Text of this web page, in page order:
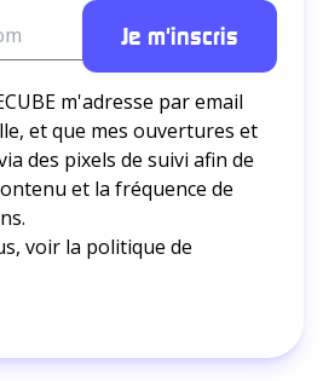
m'adresse par email
et que mes ouvertures et
des pixels de suivi afin de
et la fréquence de
voir la politique de